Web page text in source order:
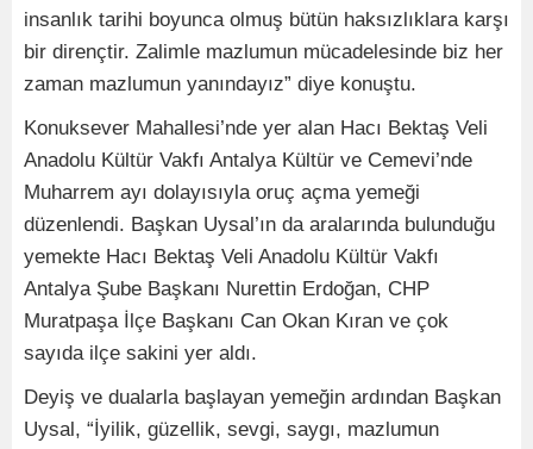
insanlık tarihi boyunca olmuş bütün haksızlıklara karşı
bir dirençtir. Zalimle mazlumun mücadelesinde biz her
zaman mazlumun yanındayız” diye konuştu.
Konuksever Mahallesi’nde yer alan Hacı Bektaş Veli
Anadolu Kültür Vakfı Antalya Kültür ve Cemevi’nde
Muharrem ayı dolayısıyla oruç açma yemeği
düzenlendi. Başkan Uysal’ın da aralarında bulunduğu
yemekte Hacı Bektaş Veli Anadolu Kültür Vakfı
Antalya Şube Başkanı Nurettin Erdoğan, CHP
Muratpaşa İlçe Başkanı Can Okan Kıran ve çok
sayıda ilçe sakini yer aldı.
Deyiş ve dualarla başlayan yemeğin ardından Başkan
Uysal, “İyilik, güzellik, sevgi, saygı, mazlumun